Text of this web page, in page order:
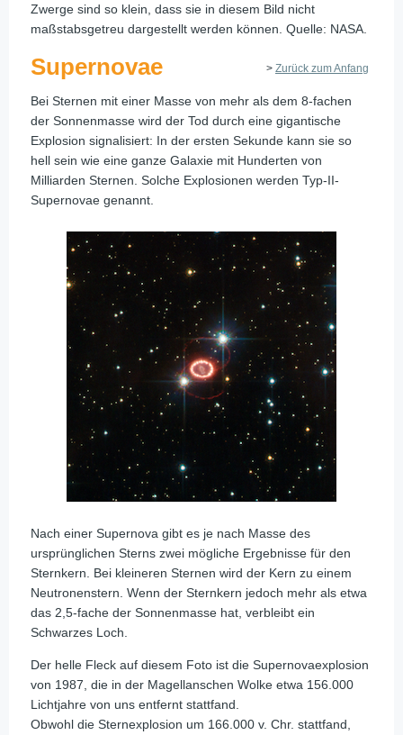
Zwerge sind so klein, dass sie in diesem Bild nicht
maßstabsgetreu dargestellt werden können. Quelle: NASA.
> Zurück zum Anfang
Supernovae
Bei Sternen mit einer Masse von mehr als dem 8-fachen
der Sonnenmasse wird der Tod durch eine gigantische
Explosion signalisiert: In der ersten Sekunde kann sie so
hell sein wie eine ganze Galaxie mit Hunderten von
Milliarden Sternen. Solche Explosionen werden Typ-II-
Supernovae genannt.
Nach einer Supernova gibt es je nach Masse des
ursprünglichen Sterns zwei mögliche Ergebnisse für den
Sternkern. Bei kleineren Sternen wird der Kern zu einem
Neutronenstern. Wenn der Sternkern jedoch mehr als etwa
das 2,5-fache der Sonnenmasse hat, verbleibt ein
Schwarzes Loch.
Der helle Fleck auf diesem Foto ist die Supernovaexplosion
von 1987, die in der Magellanschen Wolke etwa 156.000
Lichtjahre von uns entfernt stattfand.
Obwohl die Sternexplosion um 166.000 v. Chr. stattfand,